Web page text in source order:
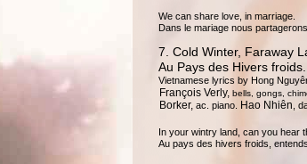
We can share love, in marriage.
Dans le mariage nous partagerons
7. Cold Winter, Faraway
Au Pays des Hivers
Vietnamese lyrics by Hong
François Verly, bells, gongs,
Borker, ac. piano. Hao Nhiên ,
In your wintry land, can you hear
Au pays des hivers froids,